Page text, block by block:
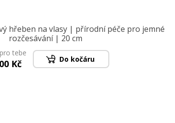
hřeben na vlasy | přírodní péče pro jemné
rozčesávání | 20 cm
tebe
Kč Do kočáru